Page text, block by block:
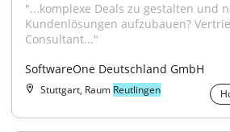
"...komplexe Deals zu gestalten und
Kundenlösungen aufzubauen?
Consultant..."
SoftwareOne Deutschland GmbH
Stuttgart, Raum Reutlingen